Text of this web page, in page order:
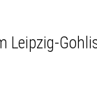
Leipzig-